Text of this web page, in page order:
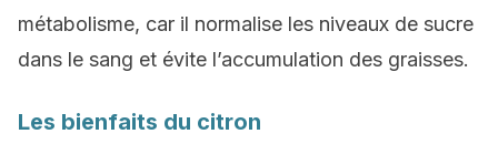
métabolisme, car il normalise les niveaux de sucre
dans le sang et évite l’accumulation des graisses.
Les bienfaits du citron